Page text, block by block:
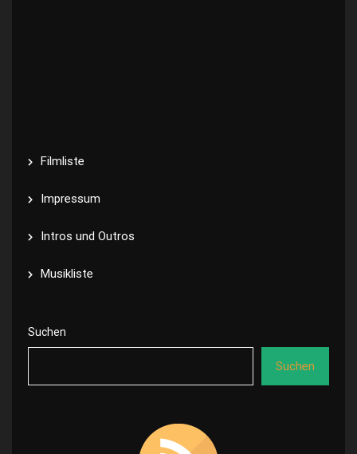
Filmliste
Impressum
Intros und Outros
Musikliste
Suchen
Suchen